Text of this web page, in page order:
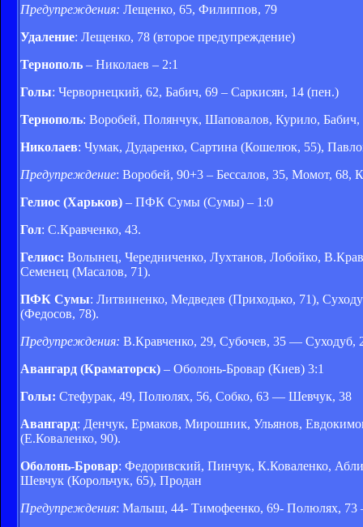
Предупреждения: Лещенко, 65, Филиппов, 79
Удаление: Лещенко, 78 (второе предупреждение)
Тернополь – Николаев – 2:1
Голы: Черворнецкий, 62, Бабич, 69 – Саркисян, 14 (пен.)
Тернополь: Воробей, Полянчук, Шаповалов, Курило,
Николаев: Чумак, Дударенко, Сартина (Кошелюк, 55),
Предупреждение: Воробей, 90+3 – Бессалов, 35, Момот, 68,
Гелиос (Харьков) – ПФК Сумы (Сумы) – 1:0
Гол: С.Кравченко, 43.
Гелиос: Волынец, Чередниченко, Лухтанов, Лобойко,
Семенец (Масалов, 71).
ПФК Сумы: Литвиненко, Медведев (Приходько, 71),
(Федосов, 78).
Предупреждения: В.Кравченко, 29, Субочев, 35 — Суходуб,
Авангард (Краматорск) – Оболонь-Бровар (Киев) 3:1
Голы: Стефурак, 49, Полюлях, 56, Собко, 63 — Шевчук, 38
Авангард: Денчук, Ермаков, Мирошник, Ульянов,
(Е.Коваленко, 90).
Оболонь-Бровар: Федоривский, Пинчук, К.Коваленко,
Шевчук (Корольчук, 65), Продан
Предупреждения: Малыш, 44- Тимофеенко, 69- Полюлях,